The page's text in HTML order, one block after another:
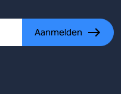
Aanmelden